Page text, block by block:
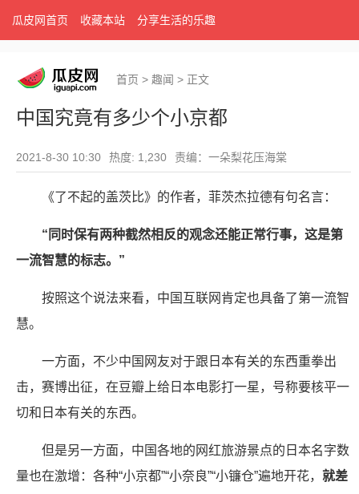
瓜皮网首页 收藏本站 分享生活的乐趣
首页 > 趣闻 > 正文
中国究竟有多少个小京都
2021-8-30 10:30 热度: 1,230 责编：一朵梨花压海棠
《了不起的盖茨比》的作者，菲茨杰拉德有句名言：
“同时保有两种截然相反的观念还能正常行事，这是第
一流智慧的标志。”
按照这个说法来看，中国互联网肯定也具备了第一流智
慧。
一方面，不少中国网友对于跟日本有关的东西重拳出
击，赛博出征，在豆瓣上给日本电影打一星，号称要核平一
切和日本有关的东西。
但是另一方面，中国各地的网红旅游景点的日本名字数
量也在激增：各种“小京都”“小奈良”“小镰仓”遍地开花， 就差